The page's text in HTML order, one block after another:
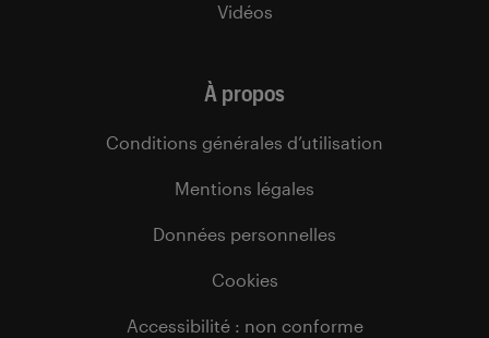
Vidéos
À propos
Conditions générales d’utilisation
Mentions légales
Données personnelles
Cookies
Accessibilité : non conforme